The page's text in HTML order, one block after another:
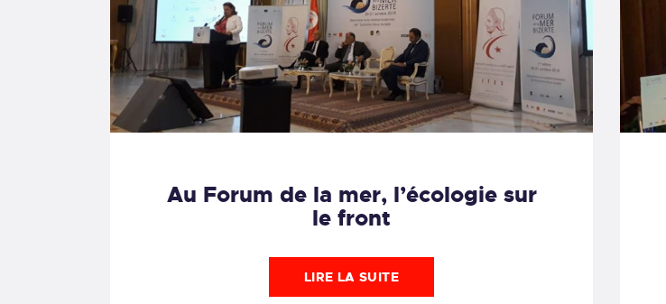
Au Forum de la mer, l’écologie sur
le front
LIRE LA SUITE